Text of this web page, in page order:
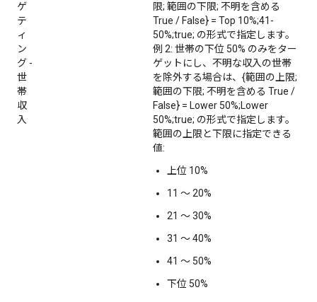
ゲ
テ
ィ
ン
グ -
世
帯
収
入
限; 範囲の下限; 不明を含める
True / False} = Top 10%;41-
50%;true; の形式で指定します。
例 2: 世帯の下位 50% のみをター
ゲットにし、不明な収入の世帯
を除外する場合は、{範囲の上限;
範囲の下限; 不明を含める True /
False} = Lower 50%;Lower
50%;true; の形式で指定します。
範囲の上限と下限に指定できる
値:
上位 10%
11 ～ 20%
21 ～ 30%
31 ～ 40%
41 ～ 50%
下位 50%